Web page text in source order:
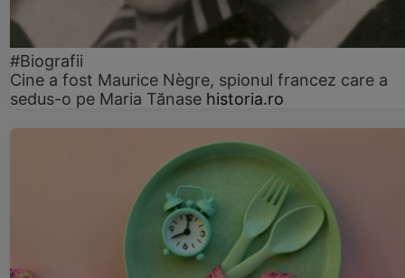
#Biografii
Cine a fost Maurice Nègre, spionul francez care a
sedus-o pe Maria Tănase historia.ro